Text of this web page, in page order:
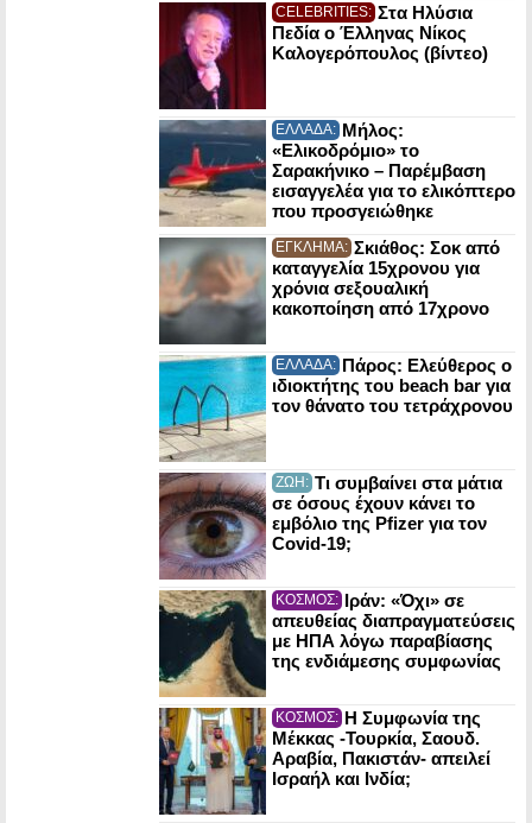
CELEBRITIES: Στα Ηλύσια
Πεδία ο Έλληνας Νίκος
Καλογερόπουλος (βίντεο)
ΕΛΛΑΔΑ: Μήλος:
«Ελικοδρόμιο» το
Σαρακήνικο – Παρέμβαση
εισαγγελέα για το ελικόπτερο
που προσγειώθηκε
ΕΓΚΛΗΜΑ: Σκιάθος: Σοκ από
καταγγελία 15χρονου για
χρόνια σεξουαλική
κακοποίηση από 17χρονο
ΕΛΛΑΔΑ: Πάρος: Ελεύθερος ο
ιδιοκτήτης του beach bar για
τον θάνατο του τετράχρονου
ΖΩΗ: Τι συμβαίνει στα μάτια
σε όσους έχουν κάνει το
εμβόλιο της Pfizer για τον
Covid-19;
ΚΟΣΜΟΣ: Ιράν: «Όχι» σε
απευθείας διαπραγματεύσεις
με ΗΠΑ λόγω παραβίασης
της ενδιάμεσης συμφωνίας
ΚΟΣΜΟΣ: Η Συμφωνία της
Μέκκας -Τουρκία, Σαουδ.
Αραβία, Πακιστάν- απειλεί
Ισραήλ και Ινδία;